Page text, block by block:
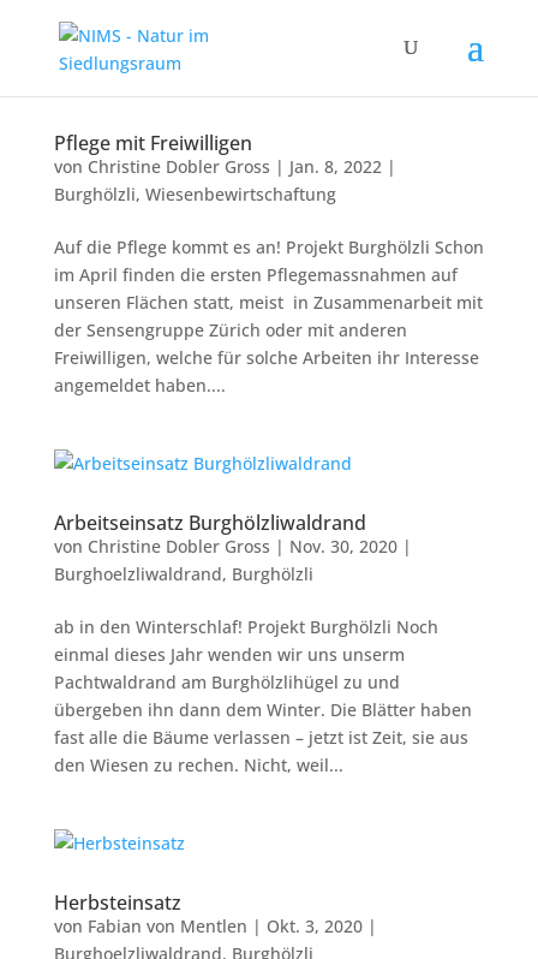
Pflege mit Freiwilligen
von Christine Dobler Gross | Jan. 8, 2022|
Burghölzli, Wiesenbewirtschaftung
Auf die Pflege kommt es an! Projekt Burghölzli Schon
im April finden die ersten Pflegemassnahmen auf
unseren Flächen statt, meist in Zusammenarbeit mit
der Sensengruppe Zürich oder mit anderen
Freiwilligen, welche für solche Arbeiten ihr Interesse
angemeldet haben....
Arbeitseinsatz Burghölzliwaldrand
von Christine Dobler Gross | Nov. 30, 2020|
Burghoelzliwaldrand, Burghölzli
ab in den Winterschlaf! Projekt Burghölzli Noch
einmal dieses Jahr wenden wir uns unserm
Pachtwaldrand am Burghölzlihügel zu und
übergeben ihn dann dem Winter. Die Blätter haben
fast alle die Bäume verlassen – jetzt ist Zeit, sie aus
den Wiesen zu rechen. Nicht, weil...
Herbsteinsatz
von Fabian von Mentlen | Okt. 3, 2020|
Burghoelzliwaldrand, Burghölzli